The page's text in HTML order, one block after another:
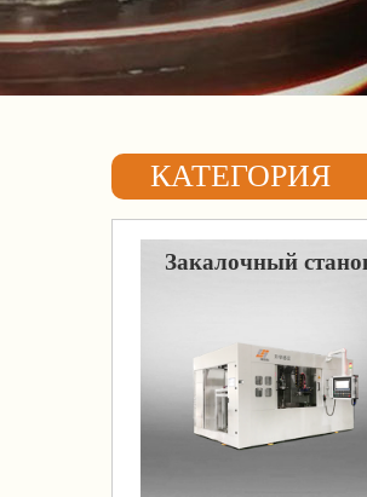
КАТЕГОРИЯ
Закалочный